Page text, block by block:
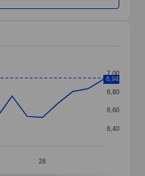
categories.
values. Data
28
6,40
6,60
6,80
7,00
6,94